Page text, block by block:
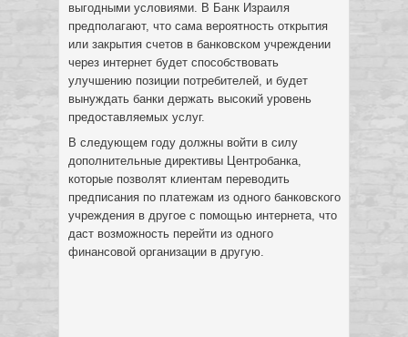
выгодными условиями. В Банк Израиля
предполагают, что сама вероятность открытия
или закрытия счетов в банковском учреждении
через интернет будет способствовать
улучшению позиции потребителей, и будет
вынуждать банки держать высокий уровень
предоставляемых услуг.
В следующем году должны войти в силу
дополнительные директивы Центробанка,
которые позволят клиентам переводить
предписания по платежам из одного банковского
учреждения в другое с помощью интернета, что
даст возможность перейти из одного
финансовой организации в другую.